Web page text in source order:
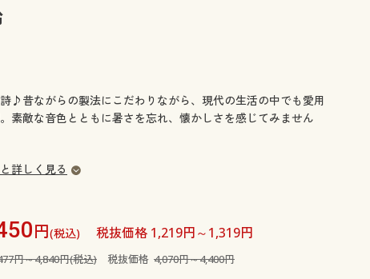
ニア・ティーンズ下着
♪昔ながらの製法にこだわりながら、現代の生活の中でも愛用
素敵な音色とともに暑さを忘れ、懐かしさを感じてみません
詳しく見る
円(税込) 税抜価格 1,219円～1,319円
円～4,840円(税込) 税抜価格 4,070円～4,400円